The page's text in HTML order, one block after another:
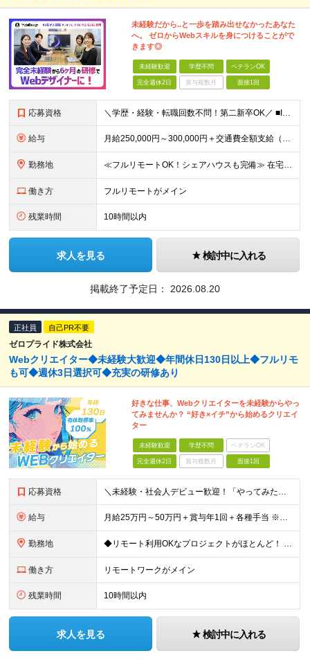
未経験だから..と一歩を踏み出せなかったあなた
へ。 ゼロからWebスキルを身につけることがで
きます◎
未経験歓迎 学歴不問 ベテランOK
完全週休2日 賞与複数月 面接1回
応募資格 ＼学歴・経験・転職回数不問！第二新卒OK／ ■IT・Web業界の仕事に興味がある方 ■将来を見据えて手に職をつけたい方 ★20〜30代が活躍中︕同年代の仲間と⼀緒に働きたいという⽅にもピッタリです ★
給与 ⽉給250,000円～300,000円＋交通費全額⽀給（正社員登⽤後︓昇給年4回） ※給与は経験・スキルなどを考慮の上、最終決定いたします ※上記額にはみなし残業代(⽉14時間分、2万4,648円分
勤務地 ≪フルリモートOK！シェアハウスも完備≫ 在宅勤務(通勤不要)、または希望により一都三県・大阪・名古屋・福岡を中心とした全国の各プロジェクト先での勤務となります。 ※直行直帰OK ★勤務エリアはご希望
働き方 フルリモートがメイン
残業時間 10時間以内
求人を見る 検討中に入れる
掲載終了予定日： 2026.08.20
正社員 自己PR不要
ゼロプライド株式会社
Webクリエイター◆未経験大歓迎◆年間休日130日以上◆フルリモ
も可◆週休3日選択可◆充実の研修あり
好きな仕事、Webクリエイターを未経験からやっ
てみませんか？ “好き×イチ”から始めるクリエイ
ター
未経験歓迎 学歴不問 ベテランOK
完全週休2日 賞与複数月 面接1回
応募資格 ＼未経験・社会人デビュー歓迎！「やってみたい」が志望動機でもOK／ ◆学歴不問 ◎意欲・人柄重視の採用です！ ◎応募にあたって必須の条件はありません！ ┗社会人経験がない ┗ブランクがある という方
給与 月給25万円～50万円＋賞与年1回＋各種手当 ※経験・能力などを考慮の上、決定いたします ※月給には固定残業代（月1万5691円/9時間分）を含みます ┗超過分は別途支給 ┗残業が0時間の場合も全額
勤務地 ◆リモート利用OKなプロジェクトがほとんど！ ◆フルリモート（完全在宅）OKなプロジェクトも！ ◆週休3日の案件もあり！ ☆★全国で採用中★☆ 本社（東京都港区）または 全国47都道府県の プロジェ
働き方 リモートワークがメイン
残業時間 10時間以内
求人を見る 検討中に入れる